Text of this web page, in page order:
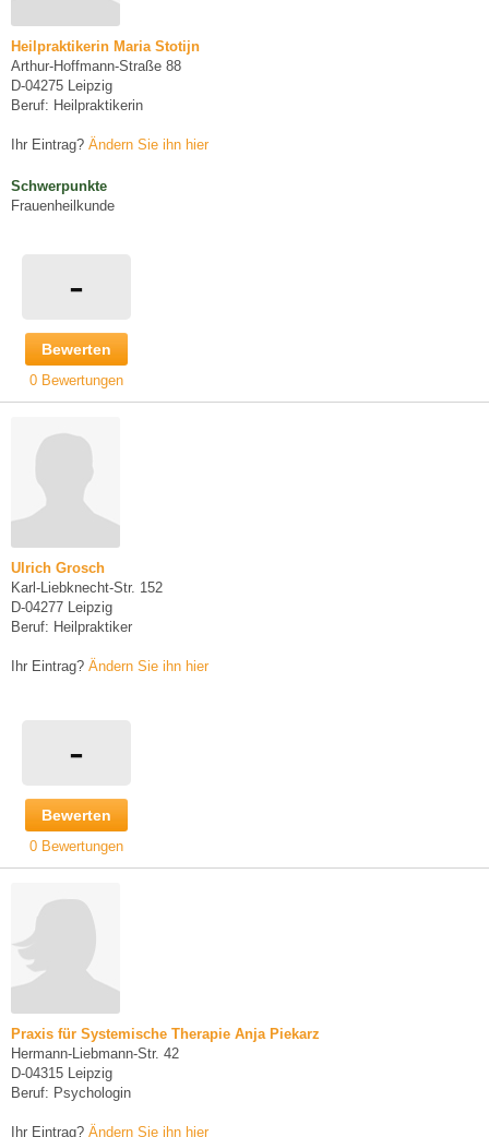
Heilpraktikerin Maria Stotijn
Arthur-Hoffmann-Straße 88
D-04275 Leipzig
Beruf: Heilpraktikerin
Ihr Eintrag? Ändern Sie ihn hier
Schwerpunkte
Frauenheilkunde
-
Bewerten
0 Bewertungen
Ulrich Grosch
Karl-Liebknecht-Str. 152
D-04277 Leipzig
Beruf: Heilpraktiker
Ihr Eintrag? Ändern Sie ihn hier
-
Bewerten
0 Bewertungen
Praxis für Systemische Therapie Anja Piekarz
Hermann-Liebmann-Str. 42
D-04315 Leipzig
Beruf: Psychologin
Ihr Eintrag? Ändern Sie ihn hier